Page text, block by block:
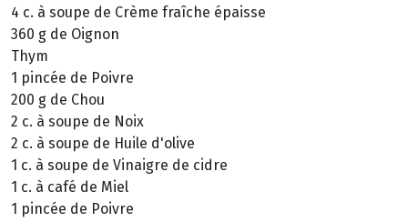
4 c. à soupe de Crème fraîche épaisse
360 g de Oignon
Thym
1 pincée de Poivre
200 g de Chou
2 c. à soupe de Noix
2 c. à soupe de Huile d'olive
1 c. à soupe de Vinaigre de cidre
1 c. à café de Miel
1 pincée de Poivre